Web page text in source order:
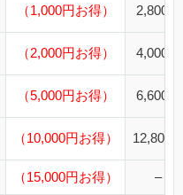
（1,000円お得） 2,800円
（2,000円お得） 4,000円
（5,000円お得） 6,600円
（10,000円お得） 12,800
（15,000円お得） –